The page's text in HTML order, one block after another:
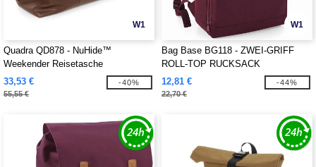
W1
Quadra QD878 - NuHide™
Weekender Reisetasche
33,53 €
55,55 €
-40%
W1
Bag Base BG118 - ZWEI-GRIFF
ROLL-TOP RUCKSACK
12,81 €
22,70 €
-44%